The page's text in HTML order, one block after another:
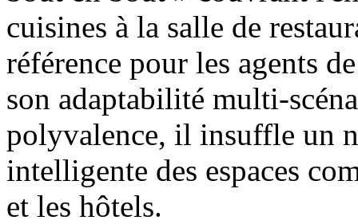
cuisines à la salle de
référence pour les agents
son adaptabilité multi-
polyvalence, il insuffle un
intelligente des espaces
et les hôtels.